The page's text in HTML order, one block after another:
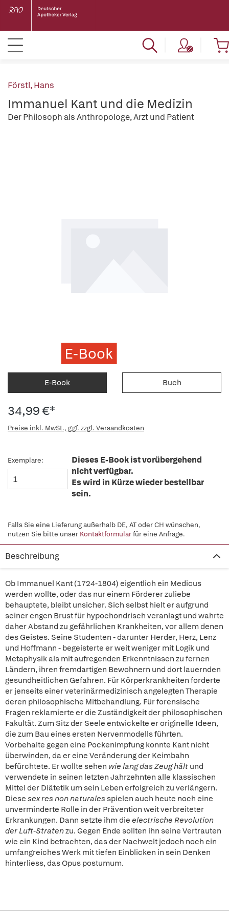
Förstl, Hans
Immanuel Kant und die Medizin
Der Philosoph als Anthropologe, Arzt und Patient
E-Book
E-Book Buch
34,99 €*
Preise inkl. MwSt., ggf. zzgl. Versandkosten
Exemplare:
Dieses E-Book ist vorübergehend
nicht verfügbar.
Es wird in Kürze wieder bestellbar
sein.
Falls Sie eine Lieferung außerhalb DE, AT oder CH wünschen,
nutzen Sie bitte unser Kontaktformularfür eine Anfrage.
Beschreibung
Ob Immanuel Kant (1724-1804) eigentlich ein Medicus
werden wollte, oder das nur einem Förderer zuliebe
behauptete, bleibt unsicher. Sich selbst hielt er aufgrund
seiner engen Brust für hypochondrisch veranlagt und wahrte
daher Abstand zu gefährlichen Krankheiten, vor allem denen
des Geistes. Seine Studenten - darunter Herder, Herz, Lenz
und Hoffmann - begeisterte er weit weniger mit Logik und
Metaphysik als mit aufregenden Erkenntnissen zu fernen
Ländern, ihren fremdartigen Bewohnern und dort lauernden
gesundheitlichen Gefahren. Für Körperkrankheiten forderte
er jenseits einer veterinärmedizinisch angelegten Therapie
deren philosophische Mitbehandlung. Für forensische
Fragen reklamierte er die Zuständigkeit der philosophischen
Fakultät. Zum Sitz der Seele entwickelte er originelle Ideen,
die zum Bau eines ersten Nervenmodells führten.
Vorbehalte gegen eine Pockenimpfung konnte Kant nicht
überwinden, da er eine Veränderung der Keimbahn
befürchtete. Er wollte sehen wie lang das Zeug hält und
verwendete in seinen letzten Jahrzehnten alle klassischen
Mittel der Diätetik um sein Leben erfolgreich zu verlängern.
Diese sex res non naturales spielen auch heute noch eine
unverminderte Rolle in der Prävention weit verbreiteter
Erkrankungen. Dann setzte ihm die electrische Revolution
der Luft-Stratenzu. Gegen Ende sollten ihn seine Vertrauten
wie ein Kind betrachten, das der Nachwelt jedoch noch ein
umfangreiches Werk mit tiefen Einblicken in sein Denken
hinterliess, das Opus postumum.